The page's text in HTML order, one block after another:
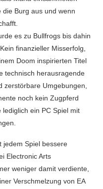
Burg aus und wenn
es zu Bullfrogs bis dahin
finanzieller Misserfolg,
Doom inspirierten Titel
technisch herausragende
zerstörbare Umgebungen,
noch kein Zugpferd
ein PC Spiel mit
jedem Spiel bessere
Electronic Arts
weniger damit verdiente,
Verschmelzung von EA